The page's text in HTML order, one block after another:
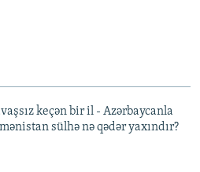
keçən bir il - Azərbaycanla
sülhə nə qədər yaxındır?